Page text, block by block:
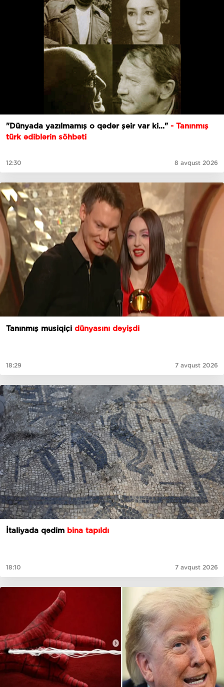
"Dünyada yazılmamış o qədər şeir var ki..." - Tanınmış
türk ədiblərin söhbəti
12:30 8 avqust 2026
Tanınmış musiqiçi dünyasını dəyişdi
18:29 7 avqust 2026
İtaliyada qədim bina tapıldı
18:10 7 avqust 2026